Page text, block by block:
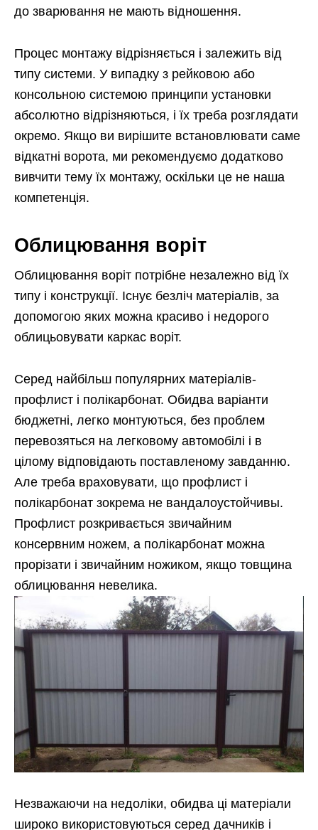
до зварювання не мають відношення.
Процес монтажу відрізняється і залежить від
типу системи. У випадку з рейковою або
консольною системою принципи установки
абсолютно відрізняються, і їх треба розглядати
окремо. Якщо ви вирішите встановлювати саме
відкатні ворота, ми рекомендуємо додатково
вивчити тему їх монтажу, оскільки це не наша
компетенція.
Облицювання воріт
Облицювання воріт потрібне незалежно від їх
типу і конструкції. Існує безліч матеріалів, за
допомогою яких можна красиво і недорого
облицьовувати каркас воріт.
Серед найбільш популярних матеріалів-
профлист і полікарбонат. Обидва варіанти
бюджетні, легко монтуються, без проблем
перевозяться на легковому автомобілі і в
цілому відповідають поставленому завданню.
Але треба враховувати, що профлист і
полікарбонат зокрема не вандалоустойчивы.
Профлист розкривається звичайним
консервним ножем, а полікарбонат можна
прорізати і звичайним ножиком, якщо товщина
облицювання невелика.
Незважаючи на недоліки, обидва ці матеріали
широко використовуються серед дачників і